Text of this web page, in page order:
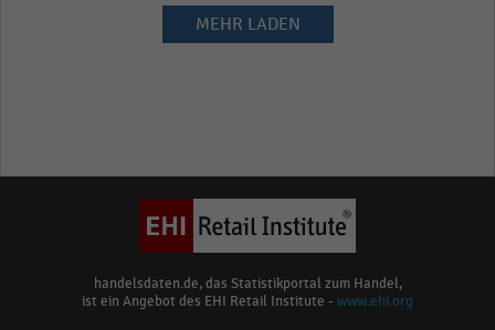
MEHR LADEN
handelsdaten.de, das Statistikportal zum Handel,
ist ein Angebot des EHI Retail Institute - www.ehi.org